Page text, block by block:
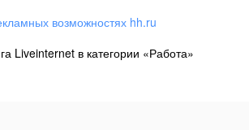
возможностях hh.ru
Liveinternet в категории «Работа»